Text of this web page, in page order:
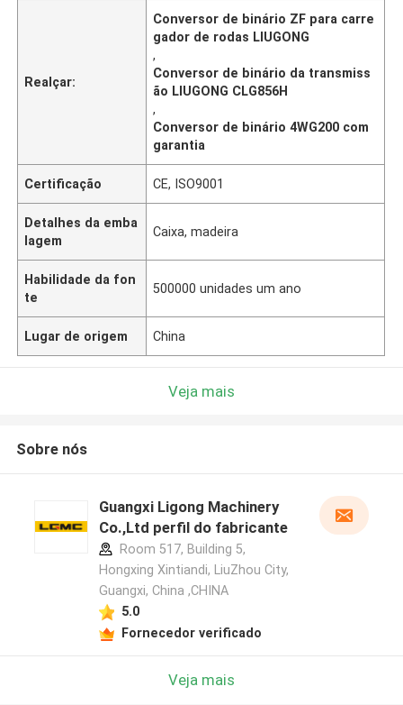
Realçar:
Conversor de binário ZF para carre
gador de rodas LIUGONG
,
Conversor de binário da transmiss
ão LIUGONG CLG856H
,
Conversor de binário 4WG200 com
garantia
Certificação CE, ISO9001
Detalhes da emba
lagem
Caixa, madeira
Habilidade da fon
te
500000 unidades um ano
Lugar de origem China
Veja mais
Sobre nós
Guangxi Ligong Machinery
Co.,Ltd perfil do fabricante
Room 517, Building 5,
Hongxing Xintiandi, LiuZhou City,
Guangxi, China ,CHINA
5.0
Fornecedor verificado
Veja mais